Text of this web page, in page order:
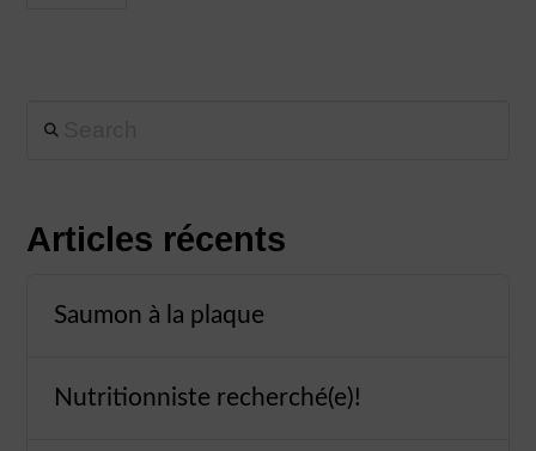
Search
Articles récents
Saumon à la plaque
Nutritionniste recherché(e)!